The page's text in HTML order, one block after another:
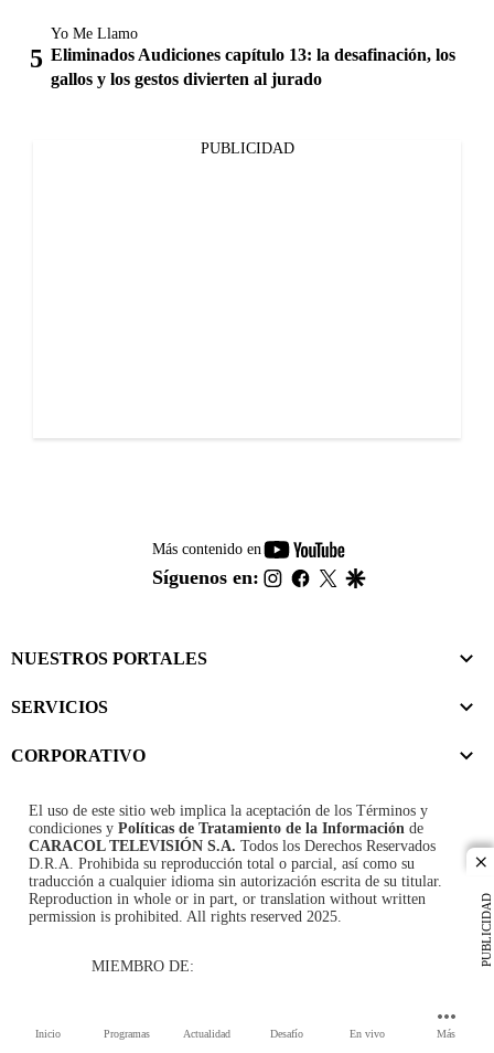
Inicio Programas Actualidad Desafío En vivo Más
PUBLICIDAD
Yo Me Llamo
Eliminados Audiciones capítulo 13: la desafinación, los
gallos y los gestos divierten al jurado
PUBLICIDAD
Más contenido en
youtube-
footer
Síguenos en: instagram
facebook
twitter
NUESTROS PORTALES
SERVICIOS
CORPORATIVO
El uso de este sitio web implica la aceptación de los Términos y
condiciones y Políticas de Tratamiento de la Información de
CARACOL TELEVISIÓN S.A. Todos los Derechos Reservados
D.R.A. Prohibida su reproducción total o parcial, así como su
traducción a cualquier idioma sin autorización escrita de su titular.
Reproduction in whole or in part, or translation without written
permission is prohibited. All rights reserved 2025.
MIEMBRO DE: